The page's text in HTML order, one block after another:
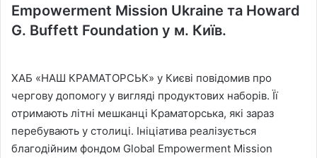
Empowerment Mission Ukraine та Howard
G. Buffett Foundation у м. Київ.
ХАБ «НАШ КРАМАТОРСЬК» у Києві повідомив про
чергову допомогу у вигляді продуктових наборів. Її
отримають літні мешканці Краматорська, які зараз
перебувають у столиці. Ініціатива реалізується
благодійним фондом Global Empowerment Mission